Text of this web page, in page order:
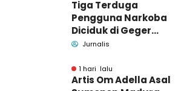
Tiga Terduga
Pengguna Narkoba
Diciduk di Geger
Bangkalan, Polisi Masih
Barang Bukti
Jurnalis
1 hari lalu
Artis Om Adella Asal